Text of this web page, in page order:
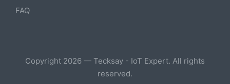
FAQ
Copyright 2026 — Tecksay - IoT Expert. All rights
reserved.